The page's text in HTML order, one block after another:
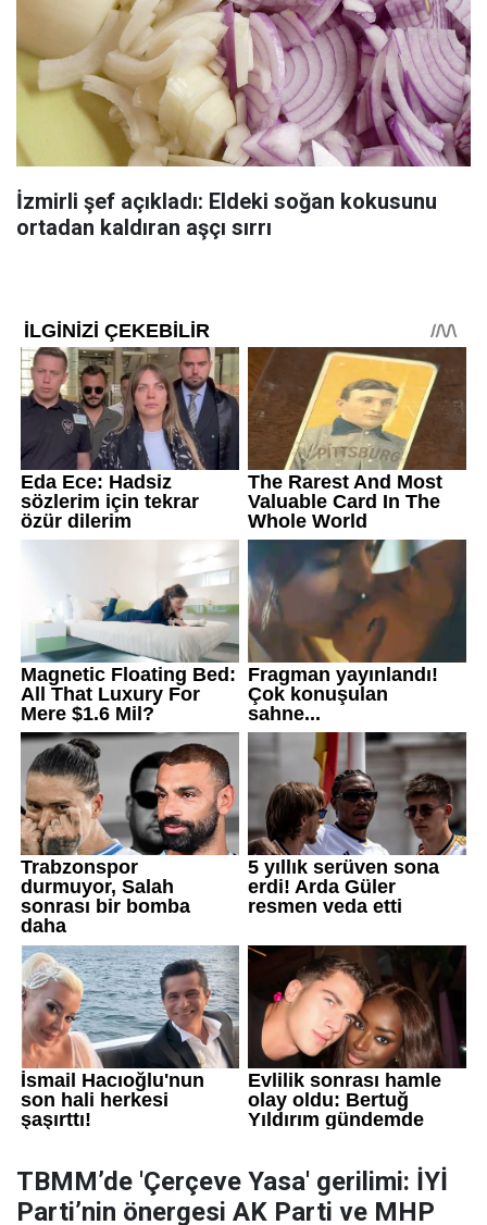
İzmirli şef açıkladı: Eldeki soğan kokusunu
ortadan kaldıran aşçı sırrı
TBMM’de 'Çerçeve Yasa' gerilimi: İYİ
Parti’nin önergesi AK Parti ve MHP